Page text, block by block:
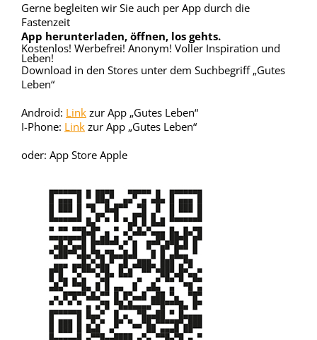
Gerne begleiten wir Sie auch per App durch die
Fastenzeit
App herunterladen, öffnen, los gehts.
Kostenlos! Werbefrei! Anonym! Voller Inspiration und
Leben!
Download in den Stores unter dem Suchbegriff „Gutes
Leben“
Android: Link zur App „Gutes Leben“
I-Phone: Link zur App „Gutes Leben“
oder: App Store Apple